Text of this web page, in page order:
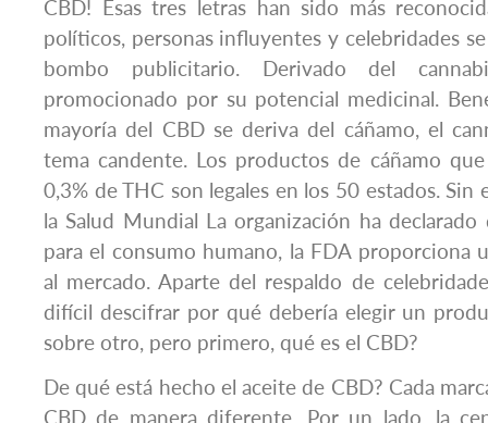
CBD! Esas tres letras han sido más
políticos, personas influyentes y celebridades
bombo publicitario. Derivado del
promocionado por su potencial medicinal.
mayoría del CBD se deriva del cáñamo, el
tema candente. Los productos de cáñamo
0,3% de THC son legales en los 50 estados. Sin
la Salud Mundial La organización ha
para el consumo humano, la FDA proporciona
al mercado. Aparte del respaldo de
difícil descifrar por qué debería elegir un
sobre otro, pero primero, qué es el CBD?
De qué está hecho el aceite de CBD? Cada
CBD de manera diferente. Por un lado, la